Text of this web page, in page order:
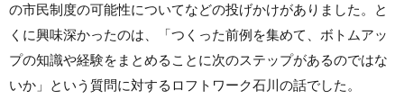
の市民制度の可能性についてなどの投げかけがありました。と
くに興味深かったのは、「つくった前例を集めて、ボトムアッ
プの知識や経験をまとめることに次のステップがあるのではな
いか」という質問に対するロフトワーク石川の話でした。